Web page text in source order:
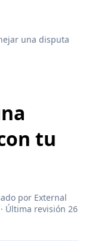
una disputa
tu
por External
Última revisión 26